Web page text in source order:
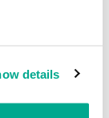
details